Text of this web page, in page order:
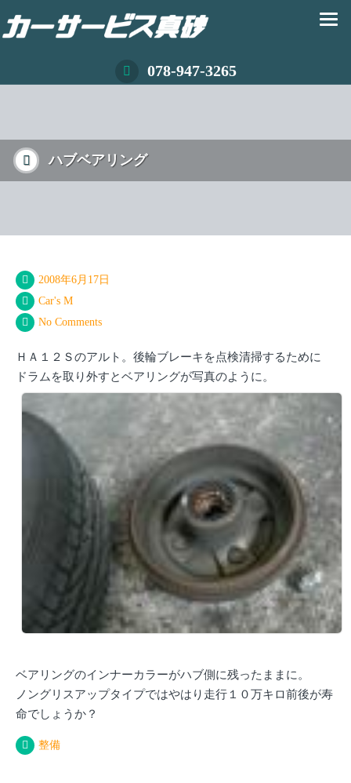
078-947-3265
ハブベアリング
2008年6月17日
Car's M
No Comments
ＨＡ１２Ｓのアルト。後輪ブレーキを点検清掃するために
ドラムを取り外すとベアリングが写真のように。
ベアリングのインナーカラーがハブ側に残ったままに。
ノングリスアップタイプではやはり走行１０万キロ前後が寿
命でしょうか？
整備